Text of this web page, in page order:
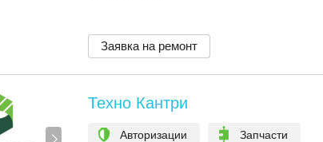
Заявка на ремонт
Техно Кантри
Авторизации Запчасти